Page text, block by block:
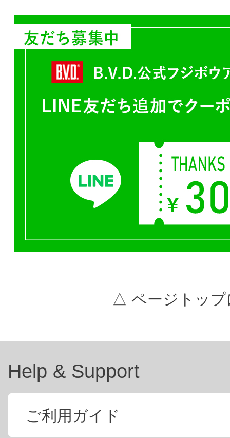
△ ページトップ
Help & Support
ご利用ガイド